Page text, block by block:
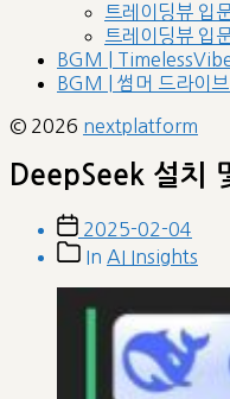
menu 트레이딩뷰 입
트레이딩뷰 입
BGM |
BGM | 썸머 드라이
© 2026 nextplatform
DeepSeek 설치
Post
date
2025-02-04
PostIn AI Insights